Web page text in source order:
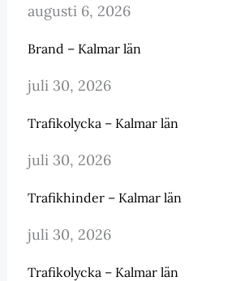
augusti 6, 2026
Brand – Kalmar län
juli 30, 2026
Trafikolycka – Kalmar län
juli 30, 2026
Trafikhinder – Kalmar län
juli 30, 2026
Trafikolycka – Kalmar län